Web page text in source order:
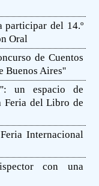
participar del 14.º
Oral
de Cuentos
Buenos Aires''
un espacio de
Feria del Libro de
Internacional
con una